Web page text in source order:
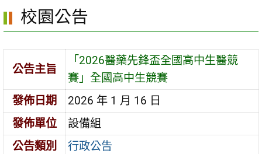
容
校園公告
公告主旨
「2026醫藥先鋒盃全國高中生醫競
賽」全國高中生競賽
發佈日期
2026 年 1 月 16 日
發佈單位
設備組
公告類別
行政公告